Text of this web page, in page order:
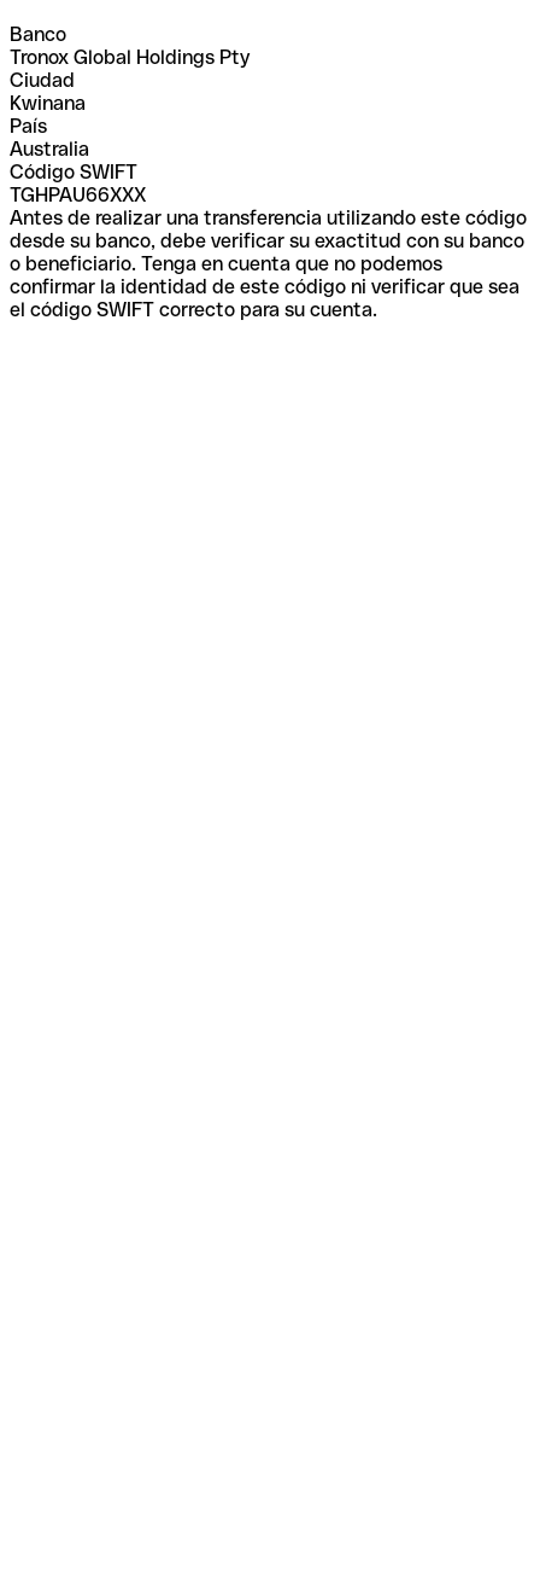
Banco
Tronox Global Holdings Pty
Ciudad
Kwinana
País
Australia
Código SWIFT
TGHPAU66XXX
Antes de realizar una transferencia utilizando este código
desde su banco, debe verificar su exactitud con su banco
o beneficiario. Tenga en cuenta que no podemos
confirmar la identidad de este código ni verificar que sea
el código SWIFT correcto para su cuenta.